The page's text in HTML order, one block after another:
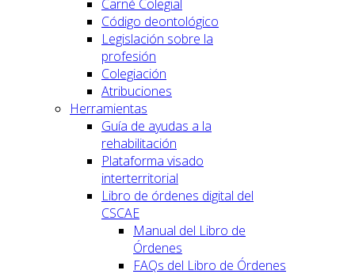
Carné Colegial
Código deontológico
Legislación sobre la
profesión
Colegiación
Atribuciones
Herramientas
Guía de ayudas a la
rehabilitación
Plataforma visado
interterritorial
Libro de órdenes digital del
CSCAE
Manual del Libro de
Órdenes
FAQs del Libro de Órdenes